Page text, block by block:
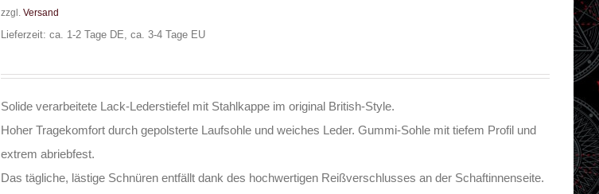
zzgl. Versand
Lieferzeit: ca. 1-2 Tage DE, ca. 3-4 Tage EU
Solide verarbeitete Lack-Lederstiefel mit Stahlkappe im original British-Style.
Hoher Tragekomfort durch gepolsterte Laufsohle und weiches Leder. Gummi-Sohle mit tiefem Profil und
extrem abriebfest.
Das tägliche, lästige Schnüren entfällt dank des hochwertigen Reißverschlusses an der Schaftinnenseite.